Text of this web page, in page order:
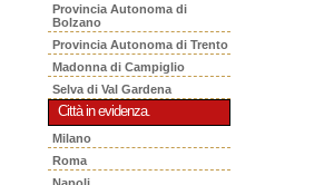
Provincia Autonoma di
Bolzano
Provincia Autonoma di Trento
Madonna di Campiglio
Selva di Val Gardena
Città in evidenza.
Milano
Roma
Napoli